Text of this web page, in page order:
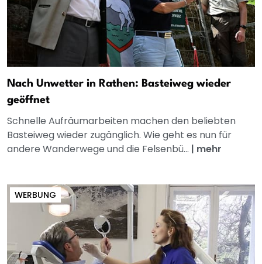
Nach Unwetter in Rathen: Basteiweg wieder
geöffnet
Schnelle Aufräumarbeiten machen den beliebten
Basteiweg wieder zugänglich. Wie geht es nun für
andere Wanderwege und die Felsenbü... | mehr
WERBUNG